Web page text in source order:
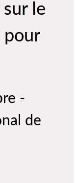
sur le
pour
-
de